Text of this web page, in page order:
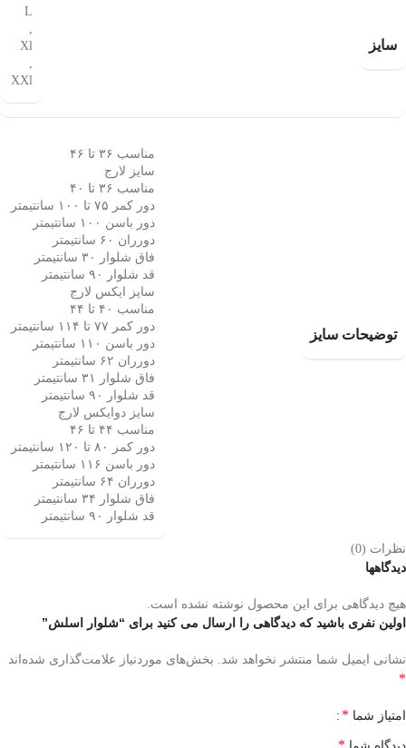
سایز
L
,
Xl
,
XXl
توضیحات سایز
مناسب ۳۶ تا ۴۶
سایز لارج
مناسب ۳۶ تا ۴۰ ‌
دور کمر ۷۵ تا ۱۰۰ سانتیمتر
دور باسن ۱۰۰ سانتیمتر
دورران ۶۰ سانتیمتر
فاق شلوار ۳۰ سانتیمتر
قد شلوار ۹۰ سانتیمتر
سایز ایکس لارج
مناسب ۴۰ تا ۴۴‌
دور کمر ۷۷ تا ۱۱۴ سانتیمتر
دور باسن ۱۱۰ سانتیمتر
دورران ۶۲ سانتیمتر
فاق شلوار ۳۱ سانتیمتر
قد شلوار ۹۰ سانتیمتر
سایز دوایکس لارج
مناسب ۴۴ تا ۴۶
‌دور کمر ۸۰ تا ۱۲۰ سانتیمتر
دور باسن ۱۱۶ سانتیمتر
دورران ۶۴ سانتیمتر
فاق شلوار ۳۴ سانتیمتر
قد شلوار ۹۰ سانتیمتر
نظرات (0)
دیدگاهها
هیچ دیدگاهی برای این محصول نوشته نشده است.
اولین نفری باشید که دیدگاهی را ارسال می کنید برای “شلوار اسلش”
نشانی ایمیل شما منتشر نخواهد شد. بخش‌های موردنیاز علامت‌گذاری شده‌اند
*
امتیاز شما *
*